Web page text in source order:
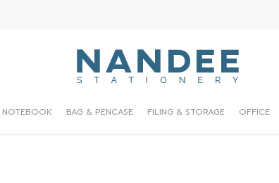
NOTEBOOK BAG & PENCASE FILING & STORAGE OFFICE